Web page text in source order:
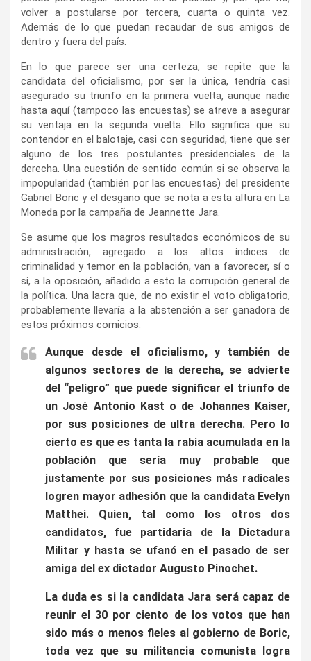
volver a postularse por tercera, cuarta o quinta vez.
Además de lo que puedan recaudar de sus amigos de
dentro y fuera del país.
En lo que parece ser una certeza, se repite que la
candidata del oficialismo, por ser la única, tendría casi
asegurado su triunfo en la primera vuelta, aunque nadie
hasta aquí (tampoco las encuestas) se atreve a asegurar
su ventaja en la segunda vuelta. Ello significa que su
contendor en el balotaje, casi con seguridad, tiene que ser
alguno de los tres postulantes presidenciales de la
derecha. Una cuestión de sentido común si se observa la
impopularidad (también por las encuestas) del presidente
Gabriel Boric y el desgano que se nota a esta altura en La
Moneda por la campaña de Jeannette Jara.
Se asume que los magros resultados económicos de su
administración, agregado a los altos índices de
criminalidad y temor en la población, van a favorecer, sí o
sí, a la oposición, añadido a esto la corrupción general de
la política. Una lacra que, de no existir el voto obligatorio,
probablemente llevaría a la abstención a ser ganadora de
estos próximos comicios.
Aunque desde el oficialismo, y también de
algunos sectores de la derecha, se advierte
del “peligro” que puede significar el triunfo de
un José Antonio Kast o de Johannes Kaiser,
por sus posiciones de ultra derecha. Pero lo
cierto es que es tanta la rabia acumulada en la
población que sería muy probable que
justamente por sus posiciones más radicales
logren mayor adhesión que la candidata Evelyn
Matthei. Quien, tal como los otros dos
candidatos, fue partidaria de la Dictadura
Militar y hasta se ufanó en el pasado de ser
amiga del ex dictador Augusto Pinochet.
La duda es si la candidata Jara será capaz de
reunir el 30 por ciento de los votos que han
sido más o menos fieles al gobierno de Boric,
toda vez que su militancia comunista logra